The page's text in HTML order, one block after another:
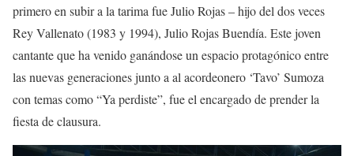
primero en subir a la tarima fue Julio Rojas – hijo del dos veces
Rey Vallenato (1983 y 1994), Julio Rojas Buendía. Este joven
cantante que ha venido ganándose un espacio protagónico entre
las nuevas generaciones junto a al acordeonero ‘Tavo’ Sumoza
con temas como “Ya perdiste”, fue el encargado de prender la
fiesta de clausura.